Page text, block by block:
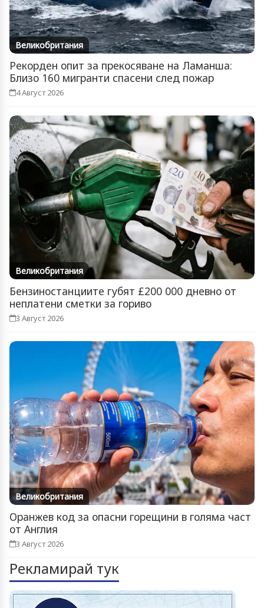
Великобритания
Рекорден опит за прекосяване на Ламанша:
Близо 160 мигранти спасени след пожар
4 Август 2026
Великобритания
Бензиностанциите губят £200 000 дневно от
неплатени сметки за гориво
3 Август 2026
Великобритания
Оранжев код за опасни горещини в голяма част
от Англия
3 Август 2026
Рекламирай тук